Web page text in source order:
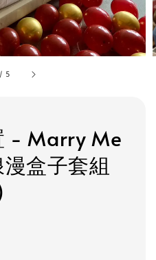
/ 5
- Marry Me
盒子套組